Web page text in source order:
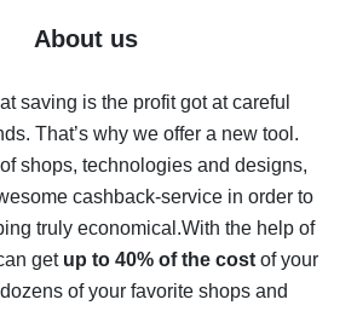
the most cash back on AliExpress
back
on AliExpress - the impossible is
possible
on AliExpress - how to find it
back service for AliExpress - let's
compare offers
About us
saving is the profit got at careful
That’s why we offer a new tool.
shops, technologies and designs,
cashback-service in order to
truly economical.With the help of
get up to 40% of the costof your
of your favorite shops and